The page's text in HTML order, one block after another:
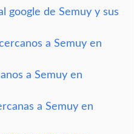
google de Semuy y sus
a Semuy en
a Semuy en
a Semuy en